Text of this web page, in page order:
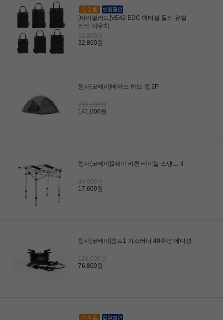
[바이펄러드]VE42 EDC 택티컬 몰리 유틸
리티 파우치
32,800원
32,800원
행사[코베아]베이스 허브 돔 2P
235,000원
141,000원
행사[코베아]2웨이 키친 테이블 스탠드 Ⅱ
44,000원
17,600원
행사[코베아]캠프1 가스버너 40주년 에디션
128,000원
76,800원